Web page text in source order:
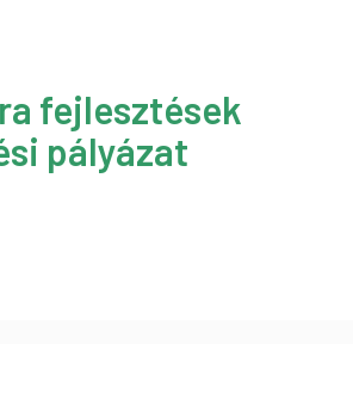
fejlesztések
pályázat